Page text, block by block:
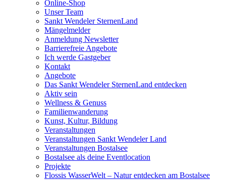
Online-Shop
Unser Team
Sankt Wendeler SternenLand
Mängelmelder
Anmeldung Newsletter
Barrierefreie Angebote
Ich werde Gastgeber
Kontakt
Angebote
Das Sankt Wendeler SternenLand entdecken
Aktiv sein
Wellness & Genuss
Familienwanderung
Kunst, Kultur, Bildung
Veranstaltungen
Veranstaltungen Sankt Wendeler Land
Veranstaltungen Bostalsee
Bostalsee als deine Eventlocation
Projekte
Flossis WasserWelt – Natur entdecken am Bostalsee